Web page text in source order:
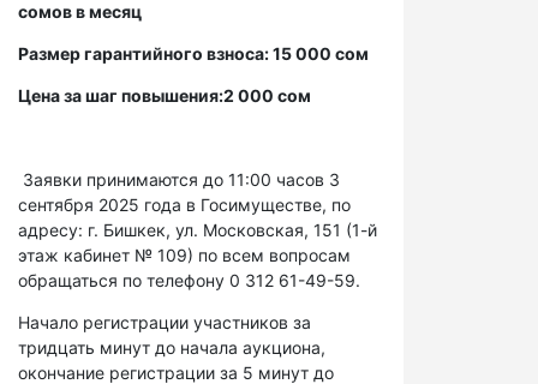
сомов в месяц
Размер гарантийного взноса: 15 000 сом
Цена за шаг повышения:2 000 сом
Заявки принимаются до 11:00 часов 3
сентября 2025 года в Госимуществе, по
адресу: г. Бишкек, ул. Московская, 151 (1-й
этаж кабинет № 109) по всем вопросам
обращаться по телефону 0 312 61-49-59.
Начало регистрации участников за
тридцать минут до начала аукциона,
окончание регистрации за 5 минут до